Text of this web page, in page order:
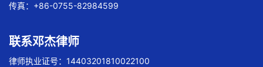
传真：+86-0755-82984599
联系邓杰律师
律师执业证号：14403201810022100